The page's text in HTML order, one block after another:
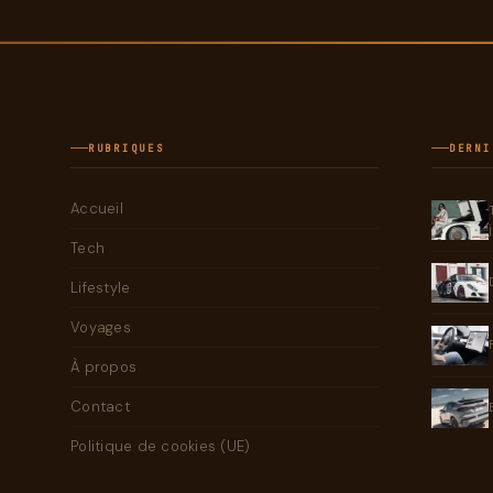
RUBRIQUES
Accueil
Tech
Lifestyle
Voyages
À propos
Contact
Politique de cookies (UE)